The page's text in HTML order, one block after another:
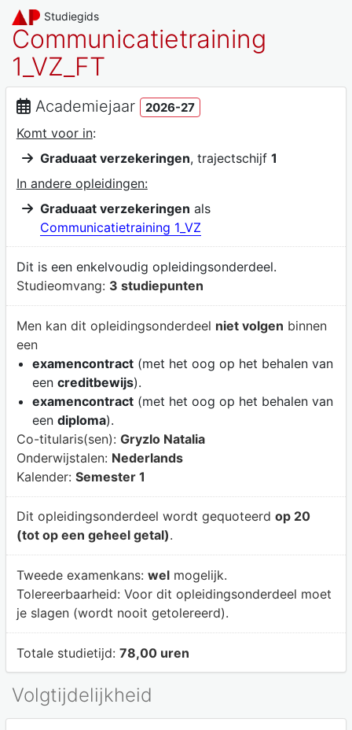
Studiegids
Communicatietraining
1_VZ_FT
Academiejaar 2026-27
Komt voor in:
Graduaat verzekeringen, trajectschijf 1
In andere opleidingen:
Graduaat verzekeringen als
Communicatietraining 1_VZ
Dit is een enkelvoudig opleidingsonderdeel.
Studieomvang: 3 studiepunten
Men kan dit opleidingsonderdeel niet volgen binnen
een
examencontract(met het oog op het behalen van
een creditbewijs).
examencontract(met het oog op het behalen van
een diploma).
Co-titularis(sen): Gryzlo Natalia
Onderwijstalen: Nederlands
Kalender: Semester 1
Dit opleidingsonderdeel wordt gequoteerd op 20
(tot op een geheel getal).
Tweede examenkans: welmogelijk.
Tolereerbaarheid: Voor dit opleidingsonderdeel moet
je slagen (wordt nooit getolereerd).
Totale studietijd: 78,00 uren
Volgtijdelijkheid